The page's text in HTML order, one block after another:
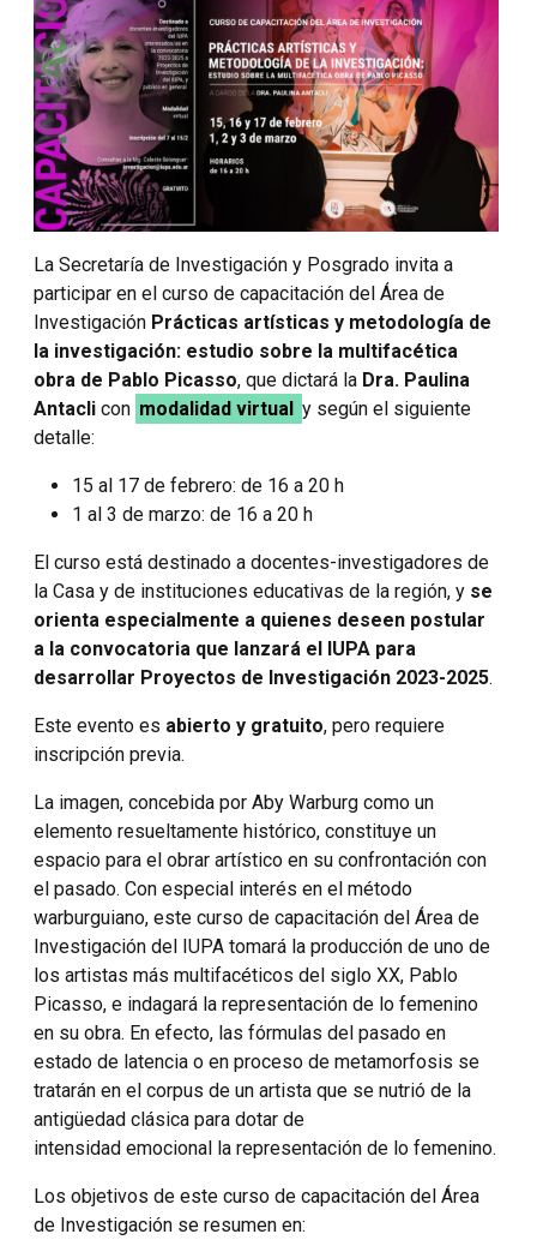
La Secretaría de Investigación y Posgrado invita a
participar en el curso de capacitación del Área de
Investigación Prácticas artísticas y metodología de
la investigación: estudio sobre la multifacética
obra de Pablo Picasso, que dictará la Dra. Paulina
Antacli con modalidad virtual y según el siguiente
detalle:
15 al 17 de febrero: de 16 a 20 h
1 al 3 de marzo: de 16 a 20 h
El curso está destinado a docentes-investigadores de
la Casa y de instituciones educativas de la región, y se
orienta especialmente a quienes deseen postular
a la convocatoria que lanzará el IUPA para
desarrollar Proyectos de Investigación 2023-2025.
Este evento es abierto y gratuito, pero requiere
inscripción previa.
La imagen, concebida por Aby Warburg como un
elemento resueltamente histórico, constituye un
espacio para el obrar artístico en su confrontación con
el pasado. Con especial interés en el método
warburguiano, este curso de capacitación del Área de
Investigación del IUPA tomará la producción de uno de
los artistas más multifacéticos del siglo XX, Pablo
Picasso, e indagará la representación de lo femenino
en su obra. En efecto, las fórmulas del pasado en
estado de latencia o en proceso de metamorfosis se
tratarán en el corpus de un artista que se nutrió de la
antigüedad clásica para dotar de
intensidad emocional la representación de lo femenino.
Los objetivos de este curso de capacitación del Área
de Investigación se resumen en: